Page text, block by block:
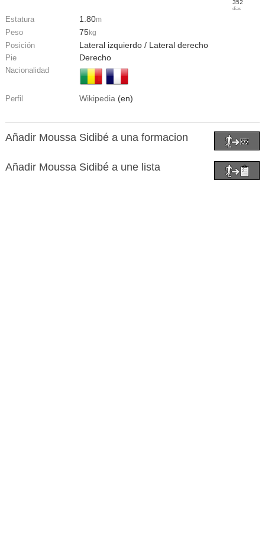
352
días
Estatura 1.80m
Peso 75kg
Posición Lateral izquierdo / Lateral derecho
Pie Derecho
Nacionalidad
Perfil Wikipedia (en)
Añadir Moussa Sidibé a una formacion
Añadir Moussa Sidibé a une lista